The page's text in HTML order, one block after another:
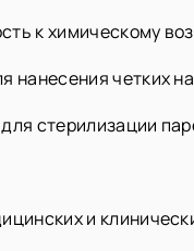
к химическому
нанесения четких
стерилизации
и